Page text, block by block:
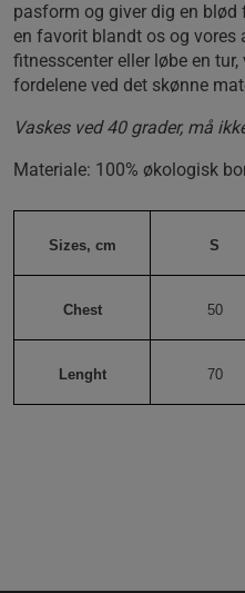
pasform og giver dig en blød
en favorit blandt os og vores
fitnesscenter eller løbe en
fordelene ved det skønne
Vaskes ved 40 grader, må
Materiale: 100% økologisk
Sizes, cm S
Chest 50
Lenght 70